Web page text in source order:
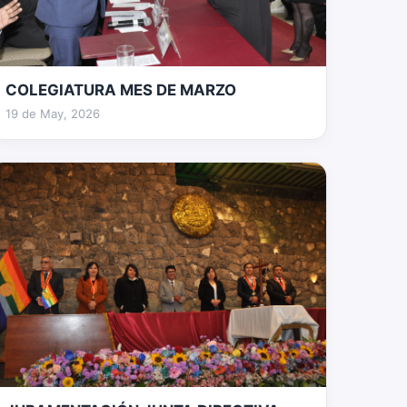
100 fotos
COLEGIATURA MES DE MARZO
19 de May, 2026